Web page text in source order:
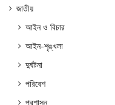
জাতীয়
আইন ও বিচার
আইন-শৃঙ্খলা
দুর্ঘটনা
পরিবেশ
প্রশাসন